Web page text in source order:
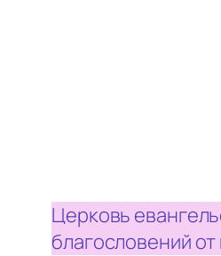
Церковь
благословений